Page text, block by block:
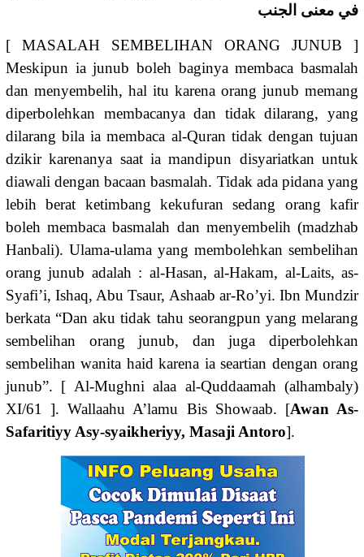
في معنى الجنب
[ MASALAH SEMBELIHAN ORANG JUNUB ]
Meskipun ia junub boleh baginya membaca basmalah
dan menyembelih, hal itu karena orang junub memang
diperbolehkan membacanya dan tidak dilarang, yang
dilarang bila ia membaca al-Quran tidak dengan tujuan
dzikir karenanya saat ia mandipun disyariatkan untuk
diawali dengan bacaan basmalah. Tidak ada pidana yang
lebih berat ketimbang kekufuran sedang orang kafir
boleh membaca basmalah dan menyembelih (madzhab
Hanbali). Ulama-ulama yang membolehkan sembelihan
orang junub adalah : al-Hasan, al-Hakam, al-Laits, as-
Syafi’i, Ishaq, Abu Tsaur, Ashaab ar-Ro’yi. Ibn Mundzir
berkata “Dan aku tidak tahu seorangpun yang melarang
sembelihan orang junub, dan juga diperbolehkan
sembelihan wanita haid karena ia seartian dengan orang
junub”. [ Al-Mughni alaa al-Quddaamah (alhambaly)
XI/61 ]. Wallaahu A’lamu Bis Showaab. [Awan As-
Safaritiyy Asy-syaikheriyy, Masaji Antoro].